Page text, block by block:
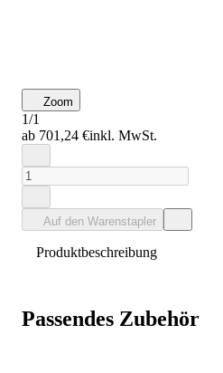
Zoom
1/1
ab 701,24 €inkl. MwSt.
Auf den Warenstapler
Produktbeschreibung
Passendes Zubehör